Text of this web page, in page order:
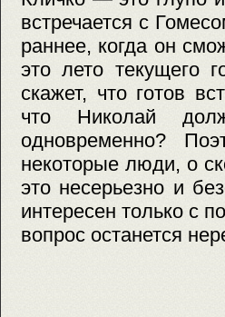
встречается с
раннее, когда он
это лето текущего
скажет, что готов
что Николай
одновременно?
некоторые люди, о
это несерьезно и
интересен только с
вопрос останется